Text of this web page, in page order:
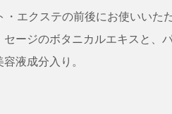
エクステの前後にお使いいた
ージのボタニカルエキスと、
液成分入り。